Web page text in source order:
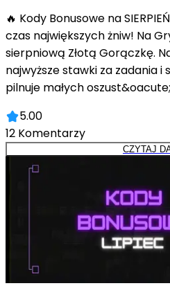
🔥 Kody Bonusowe na
czas największych żniw! Na
sierpniową Złotą Gorączkę.
najwyższe stawki za zadania
pilnuje małych
5.00
12 Komentarzy
CZYTAJ